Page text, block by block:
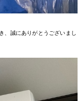
、誠にありがとうございまし